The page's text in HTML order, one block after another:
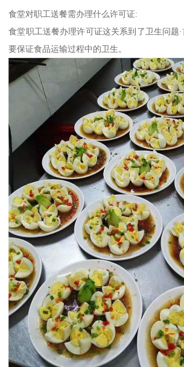
食堂对职工送餐需办理什么许可证:
食堂职工送餐办理许可证这关系到了卫生问题
要保证食品运输过程中的卫生。